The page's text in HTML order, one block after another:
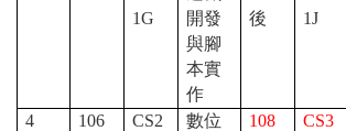
1G
開發
與腳
本實
作
後
1J
4 106
CS2
數位
108
CS3